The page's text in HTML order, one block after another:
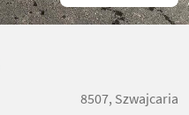
8507, Szwajcaria